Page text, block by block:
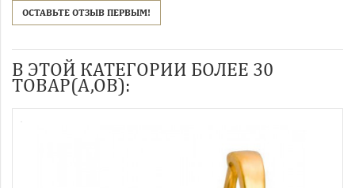
ОСТАВЬТЕ ОТЗЫВ ПЕРВЫМ!
В ЭТОЙ КАТЕГОРИИ БОЛЕЕ 30
ТОВАР(А,ОВ):